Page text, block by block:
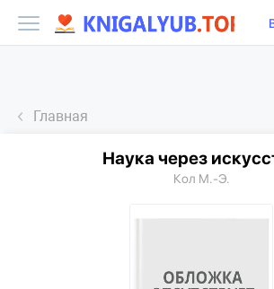
Главная
Наука через
Кол М.-Э.